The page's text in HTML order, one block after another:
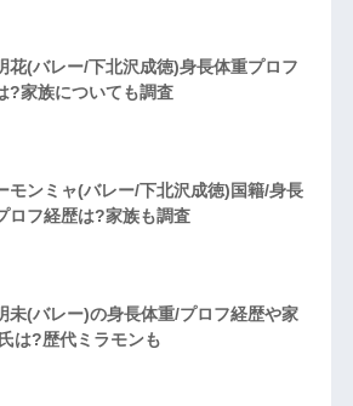
花(バレー/下北沢成徳)身長体重プロフ
?家族についても調査
モンミャ(バレー/下北沢成徳)国籍/身長
ロフ経歴は?家族も調査
未(バレー)の身長体重/プロフ経歴や家
は?歴代ミラモンも